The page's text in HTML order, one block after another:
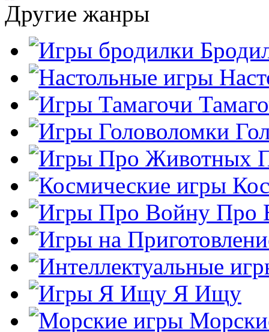
Другие жанры
Про
Я Ищу